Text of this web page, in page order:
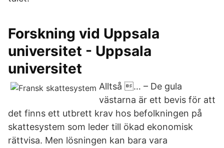
Forskning vid Uppsala
universitet - Uppsala
universitet
Alltså … – De gula
västarna är ett bevis för att
det finns ett utbrett krav hos befolkningen på
skattesystem som leder till ökad ekonomisk
rättvisa. Men lösningen kan bara vara